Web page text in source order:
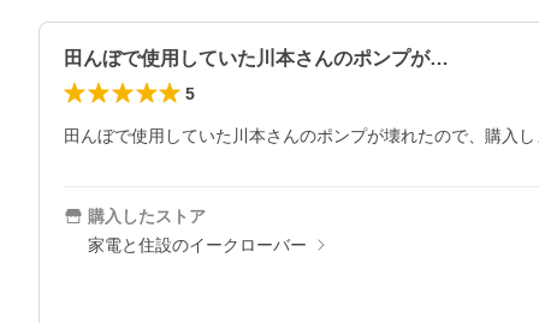
田んぼで使用していた川本さんのポンプが…
5
田んぼで使用していた川本さんのポンプが壊れたので、購入
購入したストア
家電と住設のイークローバー